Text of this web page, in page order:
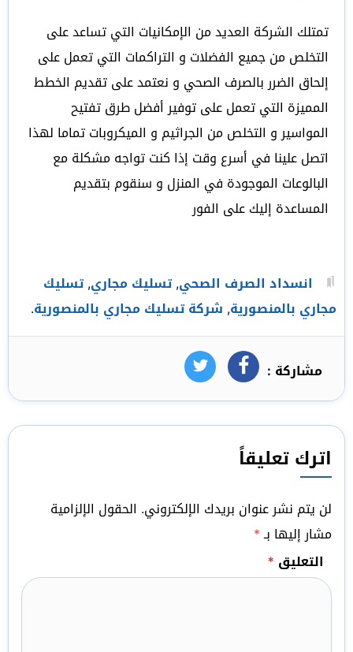
تمتلك الشركة العديد من الإمكانيات التي تساعد على
التخلص من جميع الفضلات و التراكمات التي تعمل على
إلحاق الضرر بالصرف الصحي و نعتمد على تقديم الخطط
المميزة التي تعمل على توفير أفضل طرق تفتيح
المواسير و التخلص من الجراثيم و الميكروبات تماما لهذا
اتصل علينا في أسرع وقت إذا كنت تواجه مشكلة مع
البالوعات الموجودة في المنزل و سنقوم بتقديم
المساعدة إليك على الفور
انسداد الصرف الصحي,تسليك مجاري,تسليك
مجاري بالمنصورية, شركة تسليك مجاري بالمنصورية.
مشاركة : فيسبوكتويتر
اترك تعليقاً
لن يتم نشر عنوان بريدك الإلكتروني. الحقول الإلزامية
مشار إليها بـ*
التعليق *